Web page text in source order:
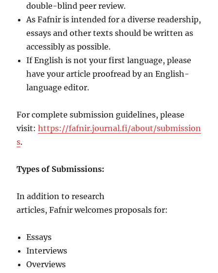
double-blind peer review.
As Fafnir is intended for a diverse readership,
essays and other texts should be written as
accessibly as possible.
If English is not your first language, please
have your article proofread by an English-
language editor.
For complete submission guidelines, please
visit:https://fafnir.journal.fi/about/submission
s.
Types of Submissions:
In addition to research
articles, Fafnir welcomes proposals for:
Essays
Interviews
Overviews